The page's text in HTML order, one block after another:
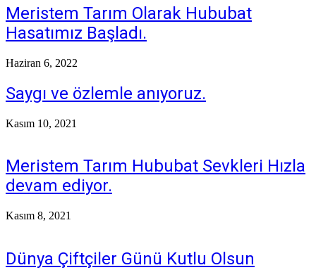
Meristem Tarım Olarak Hububat
Hasatımız Başladı.
Haziran 6, 2022
Saygı ve özlemle anıyoruz.
Kasım 10, 2021
Meristem Tarım Hububat Sevkleri Hızla
devam ediyor.
Kasım 8, 2021
Dünya Çiftçiler Günü Kutlu Olsun